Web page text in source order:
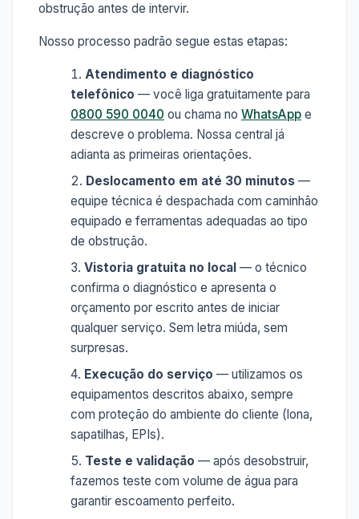
obstrução antes de intervir.
Nosso processo padrão segue estas etapas:
Atendimento e diagnóstico
telefônico — você liga gratuitamente para
0800 590 0040 ou chama no WhatsApp e
descreve o problema. Nossa central já
adianta as primeiras orientações.
Deslocamento em até 30 minutos —
equipe técnica é despachada com caminhão
equipado e ferramentas adequadas ao tipo
de obstrução.
Vistoria gratuita no local — o técnico
confirma o diagnóstico e apresenta o
orçamento por escrito antes de iniciar
qualquer serviço. Sem letra miúda, sem
surpresas.
Execução do serviço — utilizamos os
equipamentos descritos abaixo, sempre
com proteção do ambiente do cliente (lona,
sapatilhas, EPIs).
Teste e validação — após desobstruir,
fazemos teste com volume de água para
garantir escoamento perfeito.